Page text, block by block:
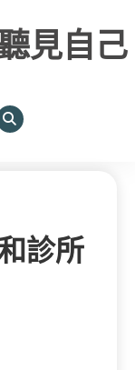
見自己
診所